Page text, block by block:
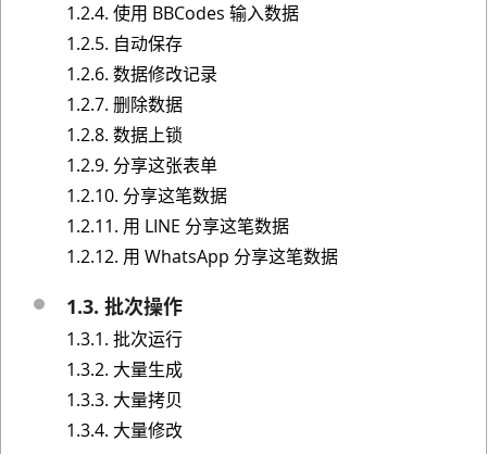
1.2.4. 使用 BBCodes 输入数据
1.2.5. 自动保存
1.2.6. 数据修改记录
1.2.7. 删除数据
1.2.8. 数据上锁
1.2.9. 分享这张表单
1.2.10. 分享这笔数据
1.2.11. 用 LINE 分享这笔数据
1.2.12. 用 WhatsApp 分享这笔数据
1.3. 批次操作
1.3.1. 批次运行
1.3.2. 大量生成
1.3.3. 大量拷贝
1.3.4. 大量修改